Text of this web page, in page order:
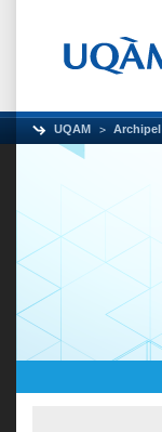
UQAM Archipel